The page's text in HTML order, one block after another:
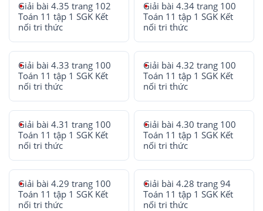
Giải bài 4.35 trang 102
Toán 11 tập 1 SGK Kết
nối tri thức
Giải bài 4.34 trang 100
Toán 11 tập 1 SGK Kết
nối tri thức
Giải bài 4.33 trang 100
Toán 11 tập 1 SGK Kết
nối tri thức
Giải bài 4.32 trang 100
Toán 11 tập 1 SGK Kết
nối tri thức
Giải bài 4.31 trang 100
Toán 11 tập 1 SGK Kết
nối tri thức
Giải bài 4.30 trang 100
Toán 11 tập 1 SGK Kết
nối tri thức
Giải bài 4.29 trang 100
Toán 11 tập 1 SGK Kết
nối tri thức
Giải bài 4.28 trang 94
Toán 11 tập 1 SGK Kết
nối tri thức